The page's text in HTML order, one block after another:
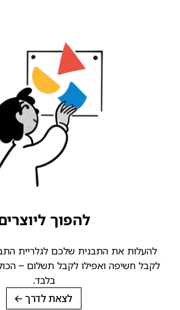
להפוך ליוצרים
לקבל חשיפה ואפילו לקבל תשלום – הכול
בלבד.
לצאת לדרך→